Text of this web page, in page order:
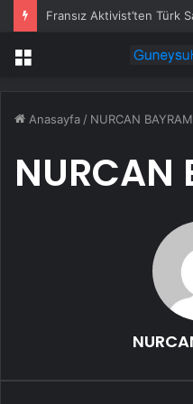
Fransız Aktivist’ten Türk
Menü
Anasayfa / NURCAN BAYRAM
NURCAN